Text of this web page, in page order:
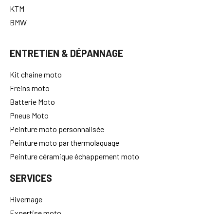
KTM
BMW
ENTRETIEN & DÉPANNAGE
Kit chaine moto
Freins moto
Batterie Moto
Pneus Moto
Peinture moto personnalisée
Peinture moto par thermolaquage
Peinture céramique échappement moto
SERVICES
Hivernage